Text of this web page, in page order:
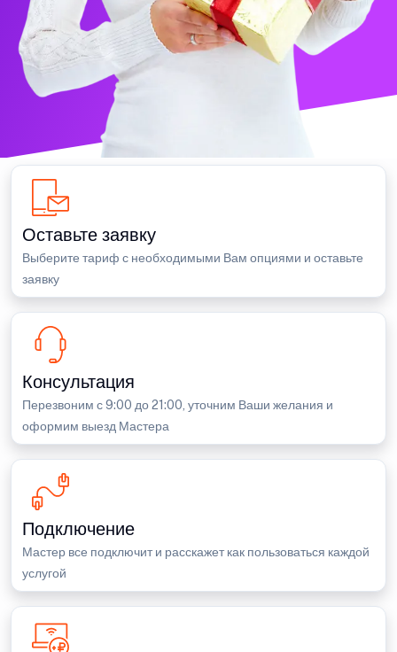
Оставьте заявку
Выберите тариф с необходимыми Вам опциями и оставьте
заявку
Консультация
Перезвоним с 9:00 до 21:00, уточним Ваши желания и
оформим выезд Мастера
Подключение
Мастер все подключит и расскажет как пользоваться каждой
услугой